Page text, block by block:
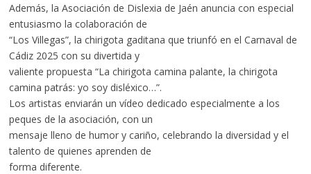
Además, la Asociación de Dislexia de Jaén anuncia con especial
entusiasmo la colaboración de
“Los Villegas”, la chirigota gaditana que triunfó en el Carnaval de
Cádiz 2025 con su divertida y
valiente propuesta “La chirigota camina palante, la chirigota
camina patrás: yo soy disléxico…”.
Los artistas enviarán un vídeo dedicado especialmente a los
peques de la asociación, con un
mensaje lleno de humor y cariño, celebrando la diversidad y el
talento de quienes aprenden de
forma diferente.